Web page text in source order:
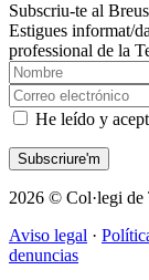
Subscriu-te al Breus
Estigues informat/
professional de la
He leído y
2026 © Col·legi de
Aviso legal ·
denuncias